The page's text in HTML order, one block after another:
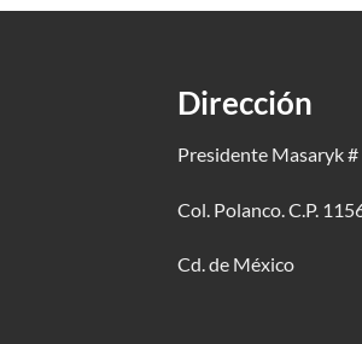
Dirección
Presidente Masaryk
Col. Polanco. C.P.
Cd. de México